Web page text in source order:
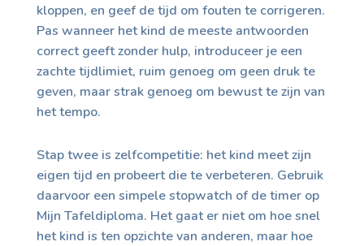
kloppen, en geef de tijd om fouten te corrigeren.
Pas wanneer het kind de meeste antwoorden
correct geeft zonder hulp, introduceer je een
zachte tijdlimiet, ruim genoeg om geen druk te
geven, maar strak genoeg om bewust te zijn van
het tempo.
Stap twee is zelfcompetitie: het kind meet zijn
eigen tijd en probeert die te verbeteren. Gebruik
daarvoor een simpele stopwatch of de timer op
Mijn Tafeldiploma. Het gaat er niet om hoe snel
het kind is ten opzichte van anderen, maar hoe